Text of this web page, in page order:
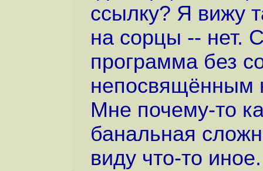
ссылку? Я вижу
на сорцы -- нет.
программа без
непосвящённым
Мне почему-то
банальная
виду что-то